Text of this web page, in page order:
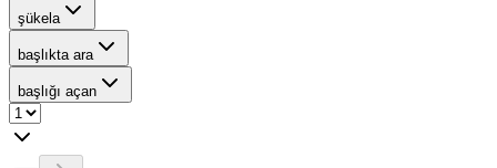
şükela
başlıkta ara
başlığı açan